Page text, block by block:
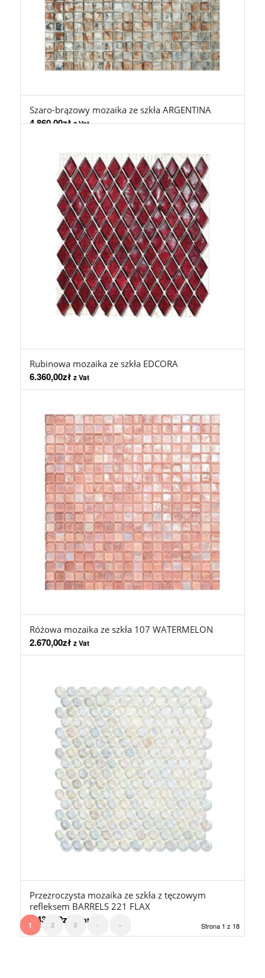
Szaro-brązowy mozaika ze szkła ARGENTINA
4.860,00zł z Vat
Rubinowa mozaika ze szkła EDCORA
6.360,00zł z Vat
Różowa mozaika ze szkła 107 WATERMELON
2.670,00zł z Vat
Przezroczysta mozaika ze szkła z tęczowym
refleksem BARRELS 221 FLAX
2.430,00zł z Vat
Strona 1 z 18
1 2 3 › »